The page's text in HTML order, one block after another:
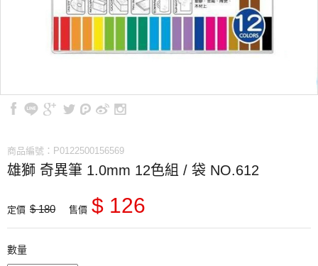
商品編號：P0122500156569
雄獅 奇異筆 1.0mm 12色組 / 袋 NO.612
定價 $ 180 售價 $ 126
數量